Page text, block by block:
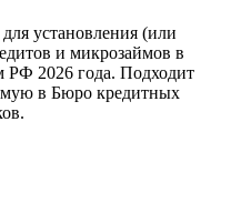
установления (или
и микрозаймов в
РФ 2026 года. Подходит
в Бюро кредитных